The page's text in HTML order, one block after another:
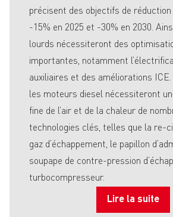
précisent des objectifs de réduction
-15% en 2025 et -30% en 2030.
lourds nécessiteront des
importantes, notamment
auxiliaires et des améliorations
les moteurs diesel nécessiteront
fine de l’air et de la chaleur de
technologies clés, telles que la re-
gaz d’échappement, le papillon
soupape de contre-pression
turbocompresseur.
Lire la suite